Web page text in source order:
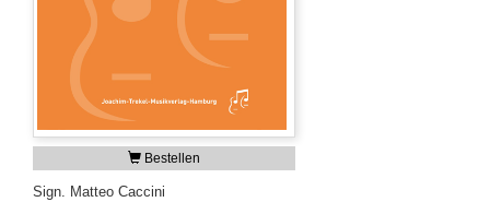
Bestellen
Sign. Matteo Caccini